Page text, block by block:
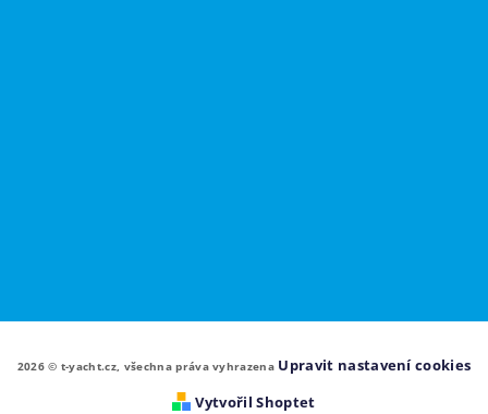
2026 © t-yacht.cz, všechna práva vyhrazena Upravit nastavení cookies
Vytvořil Shoptet